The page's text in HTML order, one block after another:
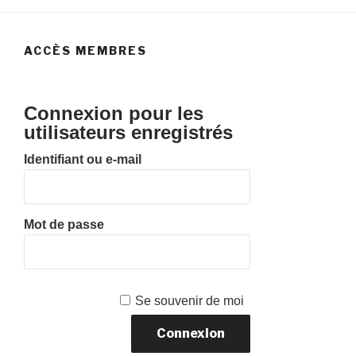
ACCÈS MEMBRES
Connexion pour les
utilisateurs enregistrés
Identifiant ou e-mail
Mot de passe
Se souvenir de moi